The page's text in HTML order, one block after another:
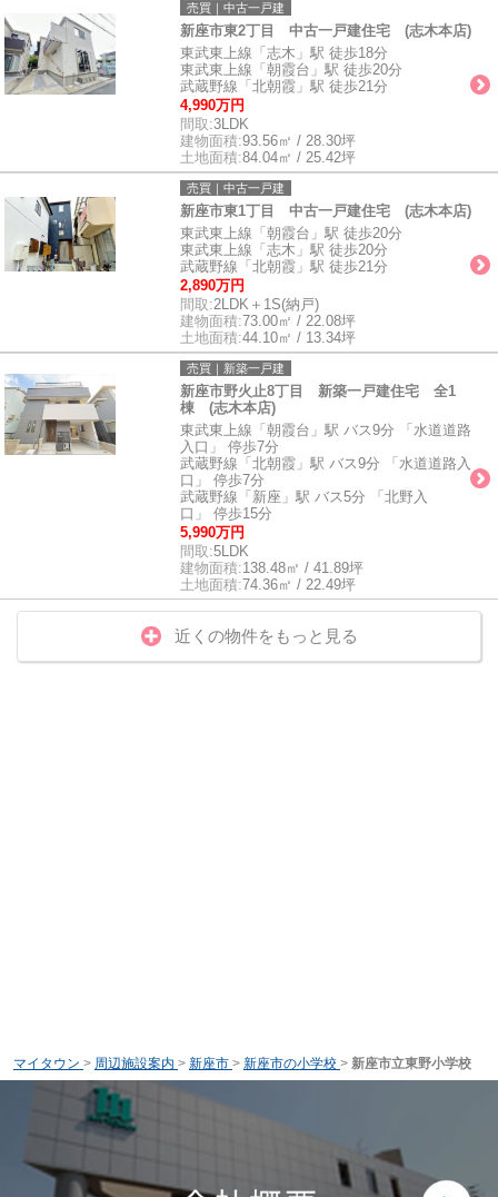
売買｜中古一戸建
新座市東2丁目 中古一戸建住宅 (志木本店)
東武東上線「志木」駅 徒歩18分
東武東上線「朝霞台」駅 徒歩20分
武蔵野線「北朝霞」駅 徒歩21分
4,990万円
間取:3LDK
建物面積:93.56㎡ / 28.30坪
土地面積:84.04㎡ / 25.42坪
売買｜中古一戸建
新座市東1丁目 中古一戸建住宅 (志木本店)
東武東上線「朝霞台」駅 徒歩20分
東武東上線「志木」駅 徒歩20分
武蔵野線「北朝霞」駅 徒歩21分
2,890万円
間取:2LDK＋1S(納戸)
建物面積:73.00㎡ / 22.08坪
土地面積:44.10㎡ / 13.34坪
売買｜新築一戸建
新座市野火止8丁目 新築一戸建住宅 全1
棟 (志木本店)
東武東上線「朝霞台」駅 バス9分 「水道道路
入口」 停歩7分
武蔵野線「北朝霞」駅 バス9分 「水道道路入
口」 停歩7分
武蔵野線「新座」駅 バス5分 「北野入
口」 停歩15分
5,990万円
間取:5LDK
建物面積:138.48㎡ / 41.89坪
土地面積:74.36㎡ / 22.49坪
近くの物件をもっと見る
マイタウン > 周辺施設案内 > 新座市 > 新座市の小学校 > 新座市立東野小学校